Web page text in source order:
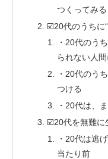
つくってみる
☑️20代のうちに
・20代のう
られない人
・20代のう
つける
・20代は、
☑️20代を無難に
・20代は逃
当たり前